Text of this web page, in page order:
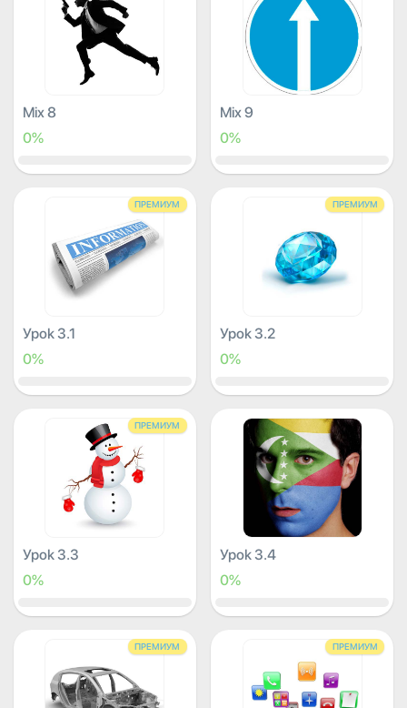
Mix 8
0%
Mix 9
0%
ПРЕМИУМ
Урок 3.1
0%
ПРЕМИУМ
Урок 3.2
0%
ПРЕМИУМ
Урок 3.3
0%
Урок 3.4
0%
ПРЕМИУМ ПРЕМИУМ